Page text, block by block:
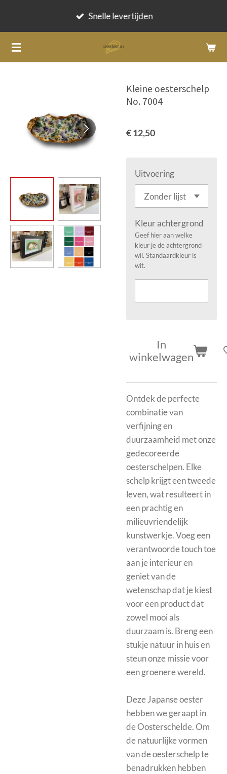
de
Snelle levertijden
Kleine oesterschelp
No. 7004
€ 12,50
Uitvoering
Kleur achtergrond
Geef hier aan welke
kleur je de achtergrond
wil. Standaardkleur is
wit.
In
winkelwagen
Ontdek de perfecte
combinatie van
verfijning en
duurzaamheid met onze
gedecoreerde
oesterschelpen. Elke
schelp krijgt een tweede
leven, wat resulteert in
een prachtig en
milieuvriendelijk
kunstwerkje. Voeg een
verantwoorde touch toe
aan je interieur en
geniet van de
wetenschap dat je kiest
voor een product dat
zowel mooi als
duurzaam is. Breng een
stukje natuur in huis en
steun onze missie voor
een groenere wereld.
Deze Japanse oester
hebben we geraapt in
de Oosterschelde. Om
de natuurlijke vormen
van de oesterschelp te
benadrukken hebben